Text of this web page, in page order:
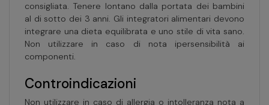
consigliata. Tenere lontano dalla portata dei bambini
al di sotto dei 3 anni. Gli integratori alimentari devono
integrare una dieta equilibrata e uno stile di vita sano.
Non utilizzare in caso di nota ipersensibilità ai
componenti.
Controindicazioni
Non utilizzare in caso di allergia o intolleranza nota a